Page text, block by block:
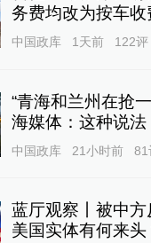
务费均改为按车收
中国政库 1天前 122评
“青海和兰州在抢
海媒体：这种说法
中国政库 21小时前 81
蓝厅观察丨被中方
美国实体有何来头